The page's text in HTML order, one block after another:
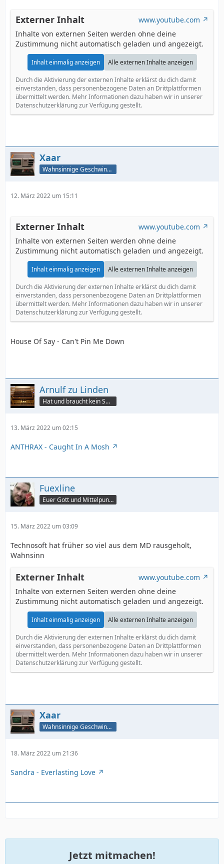
Externer Inhalt
www.youtube.com
Inhalte von externen Seiten werden ohne deine
Zustimmung nicht automatisch geladen und angezeigt.
Inhalt einmalig anzeigen Alle externen Inhalte anzeigen
Durch die Aktivierung der externen Inhalte erklärst du dich damit
einverstanden, dass personenbezogene Daten an Drittplattformen
übermittelt werden. Mehr Informationen dazu haben wir in unserer
Datenschutzerklärung zur Verfügung gestellt.
Xaar
Wahnsinnige Geschwindigkeit - und los!
12. März 2022 um 15:11
Externer Inhalt
www.youtube.com
Inhalte von externen Seiten werden ohne deine
Zustimmung nicht automatisch geladen und angezeigt.
Inhalt einmalig anzeigen Alle externen Inhalte anzeigen
Durch die Aktivierung der externen Inhalte erklärst du dich damit
einverstanden, dass personenbezogene Daten an Drittplattformen
übermittelt werden. Mehr Informationen dazu haben wir in unserer
Datenschutzerklärung zur Verfügung gestellt.
House Of Say - Can't Pin Me Down
Arnulf zu Linden
Hat und braucht kein Smartphone!
13. März 2022 um 02:15
ANTHRAX - Caught In A Mosh
Fuexline
Euer Gott und Mittelpunkt
15. März 2022 um 03:09
Technosoft hat früher so viel aus dem MD rausgeholt,
Wahnsinn
Externer Inhalt
www.youtube.com
Inhalte von externen Seiten werden ohne deine
Zustimmung nicht automatisch geladen und angezeigt.
Inhalt einmalig anzeigen Alle externen Inhalte anzeigen
Durch die Aktivierung der externen Inhalte erklärst du dich damit
einverstanden, dass personenbezogene Daten an Drittplattformen
übermittelt werden. Mehr Informationen dazu haben wir in unserer
Datenschutzerklärung zur Verfügung gestellt.
Xaar
Wahnsinnige Geschwindigkeit - und los!
18. März 2022 um 21:36
Sandra - Everlasting Love
Jetzt mitmachen!